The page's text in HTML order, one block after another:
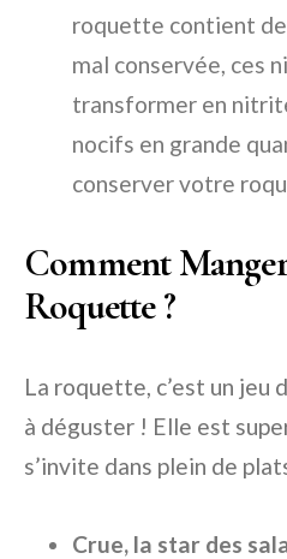
roquette contient
mal conservée, ces
transformer en
nocifs en grande
conserver votre
Comment
Roquette ?
La roquette, c’est un jeu
à déguster ! Elle est
s’invite dans plein de
Crue, la star des